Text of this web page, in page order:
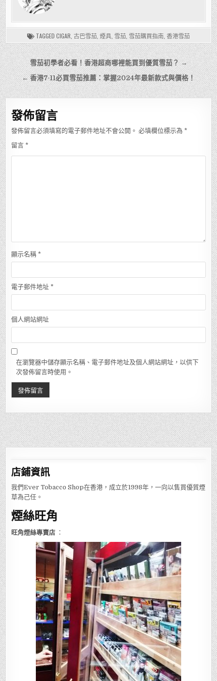
TAGGED CIGAR 古巴雪茄 煙具 雪茄 雪茄購買指南 香港雪茄
文
章
導
覽
雪茄初學者必看！香港超商哪裡能買到優質雪茄？ →
← 香港7-11必買雪茄推薦：掌握2024年最新款式與價格！
發佈留言
發佈留言必須填寫的電子郵件地址不會公開。 必填欄位標示為 *
留言 *
顯示名稱 *
電子郵件地址 *
個人網站網址
在瀏覽器中儲存顯示名稱、電子郵件地址及個人網站網址，以供下
次發佈留言時使用。
店鋪資訊
我們Ever Tobacco Shop在香港，成立於1998年，一向以售買優質煙
草為己任。
煙絲旺角
旺角煙絲專賣店 ：